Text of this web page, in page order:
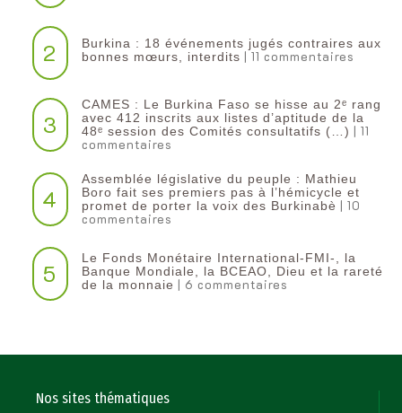
2
Burkina : 18 événements jugés contraires aux
bonnes mœurs, interdits | 11 commentaires
3
CAMES : Le Burkina Faso se hisse au 2ᵉ rang
avec 412 inscrits aux listes d’aptitude de la
48ᵉ session des Comités consultatifs (…) | 11
commentaires
4
Assemblée législative du peuple : Mathieu
Boro fait ses premiers pas à l’hémicycle et
promet de porter la voix des Burkinabè | 10
commentaires
5
Le Fonds Monétaire International-FMI-, la
Banque Mondiale, la BCEAO, Dieu et la rareté
de la monnaie | 6 commentaires
Nos sites thématiques